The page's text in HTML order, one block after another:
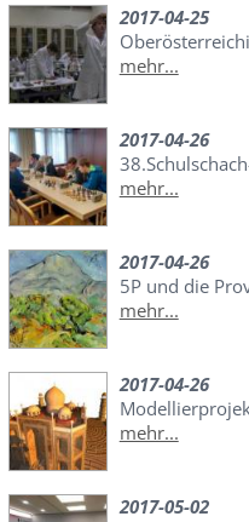
2017-04-25
mehr...
2017-04-26
mehr...
2017-04-26
5P und die
mehr...
2017-04-26
mehr...
2017-05-02